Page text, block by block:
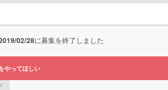
02/28に募集を終了しました
やってほしい